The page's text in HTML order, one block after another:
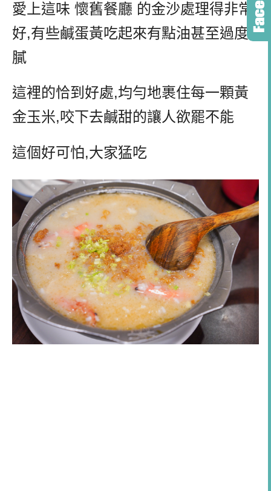
愛上這味 懷舊餐廳 的金沙處理得非常
好,有些鹹蛋黃吃起來有點油甚至過度
膩
這裡的恰到好處,均勻地裹住每一顆黃
金玉米,咬下去鹹甜的讓人欲罷不能
這個好可怕,大家猛吃